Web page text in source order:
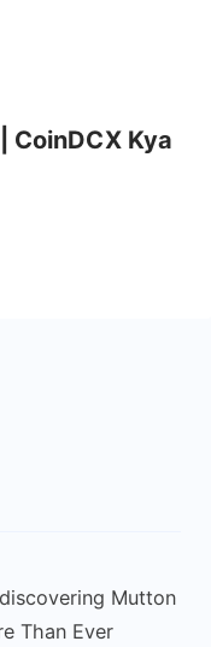
CoinDCX Kya
Mutton
Than Ever